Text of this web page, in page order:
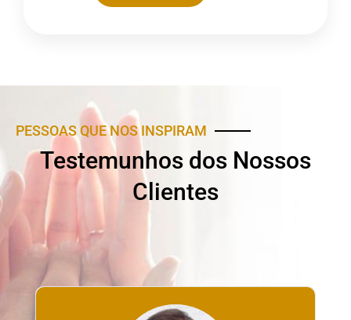
PESSOAS QUE NOS INSPIRAM
Testemunhos dos Nossos
Clientes